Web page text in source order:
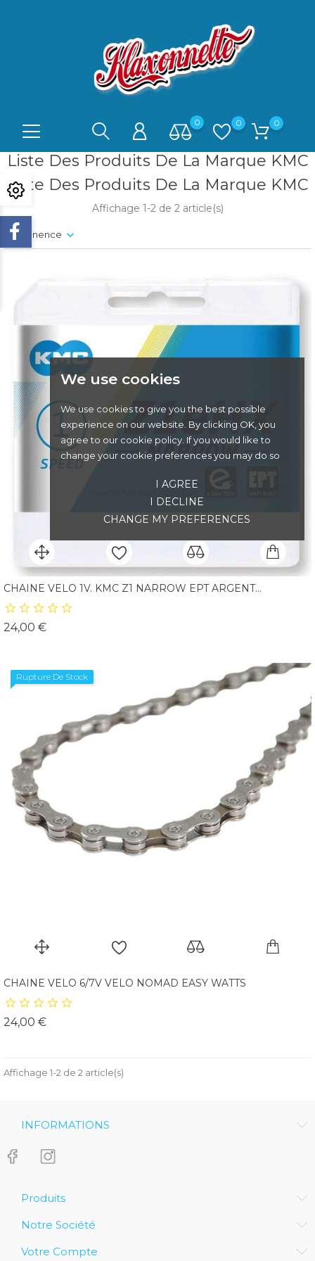
We use cookies
We use cookies to give you the best possible
experience on our website. By clicking OK, you
agree to our cookie policy. If you would like to
change your cookie preferences you may do so
I AGREE
I DECLINE
CHANGE MY PREFERENCES
0 0 0
Liste Des Produits De La Marque KMC
Liste Des Produits De La Marque KMC
Pertinence
Affichage 1-2 de 2 article(s)
CHAINE VELO 1V. KMC Z1 NARROW EPT ARGENT...
24,00 €Prix
Rupture De Stock
CHAINE VELO 6/7V VELO NOMAD EASY WATTS
24,00 €Prix
Affichage 1-2 de 2 article(s)
INFORMATIONS
Produits
Notre Société
Votre Compte